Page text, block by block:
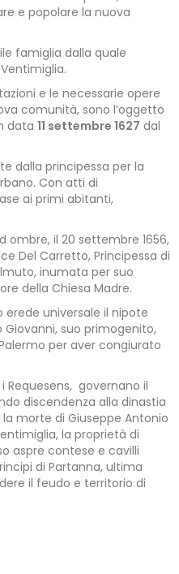
e popolare la nuova
famiglia dalla quale
e le necessarie opere
comunità, sono l’oggetto
data 11 settembre 1627 dal
dalla principessa per la
Con atti di
ai primi abitanti,
ombre, il 20 settembre 1656,
Del Carretto, Principessa di
inumata per suo
della Chiesa Madre.
universale il nipote
suo primogenito,
per aver congiurato
Requesens, governano il
discendenza alla dinastia
morte di Giuseppe Antonio
la proprietà di
aspre contese e cavilli
di Partanna, ultima
il feudo e territorio di